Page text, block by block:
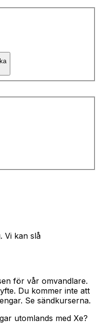
Vi kan slå
för vår omvandlare.
Du kommer inte att
Se sändkurserna.
utomlands med Xe?